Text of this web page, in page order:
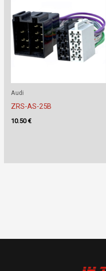
Audi
ZRS-AS-25B
10.50€